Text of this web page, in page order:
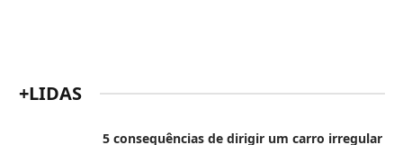
+LIDAS
5 consequências de dirigir um carro irregular